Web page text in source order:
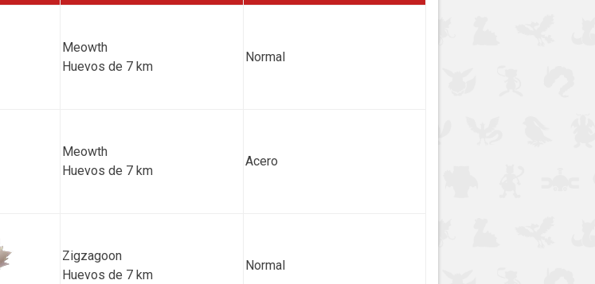
Meowth
Huevos de 7 km
Normal
Meowth
Huevos de 7 km
Acero
Zigzagoon
Huevos de 7 km
Normal